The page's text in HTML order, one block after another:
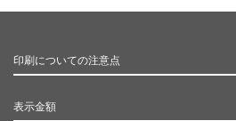
印刷についての注意点
表示金額